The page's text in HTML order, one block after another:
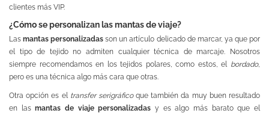
clientes más VIP.
¿Cómo se personalizan las mantas de viaje?
Lasmantas personalizadas son un artículo delicado de marcar, ya que por
el tipo de tejido no admiten cualquier técnica de marcaje. Nosotros
siempre recomendamos en los tejidos polares, como estos, elbordado,
pero es una técnica algo más cara que otras.
Otra opción es el transfer serigráficoque también da muy buen resultado
en lasmantas de viaje personalizadas y es algo más barato que el